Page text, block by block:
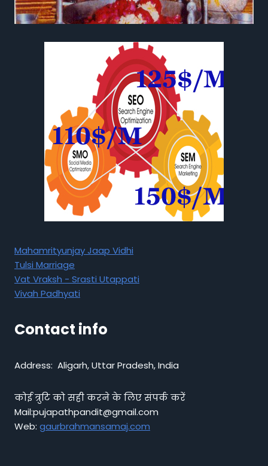
Mahamrityunjay Jaap Vidhi
Tulsi Marriage
Vat Vraksh - Srasti Utappati
Vivah Padhyati
Contact info
Address: Aligarh, Uttar Pradesh, India
कोई त्रुटि को सही करने के लिए संपर्क करें
Mail:pujapathpandit@gmail.com
Web: gaurbrahmansamaj.com